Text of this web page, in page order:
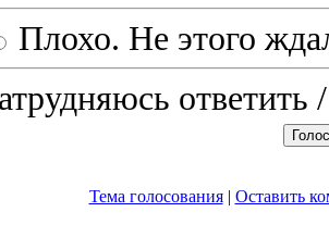
Плохо. Не этого
Тема голосования| Оставить